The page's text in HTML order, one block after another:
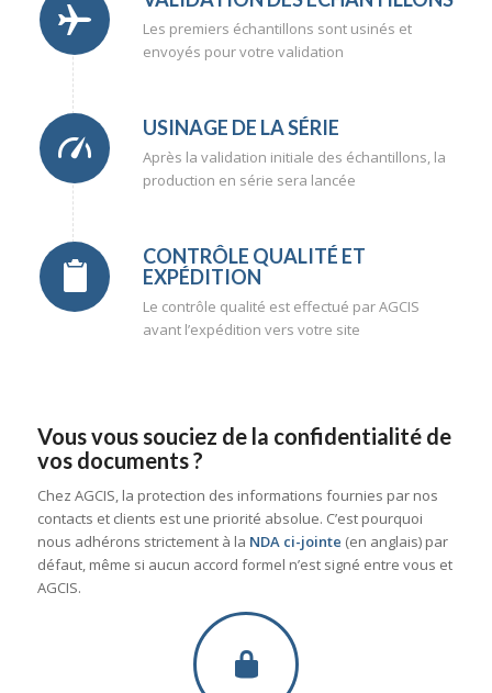
Les premiers échantillons sont usinés et
envoyés pour votre validation
USINAGE DE LA SÉRIE
Après la validation initiale des échantillons, la
production en série sera lancée
CONTRÔLE QUALITÉ ET
EXPÉDITION
Le contrôle qualité est effectué par AGCIS
avant l’expédition vers votre site
Vous vous souciez de la confidentialité de
vos documents ?
Chez AGCIS, la protection des informations fournies par nos
contacts et clients est une priorité absolue. C’est pourquoi
nous adhérons strictement à la NDA ci-jointe (en anglais) par
défaut, même si aucun accord formel n’est signé entre vous et
AGCIS.